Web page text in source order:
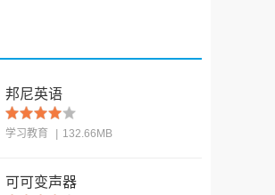
邦尼英语
学习教育 132.66MB
可可变声器